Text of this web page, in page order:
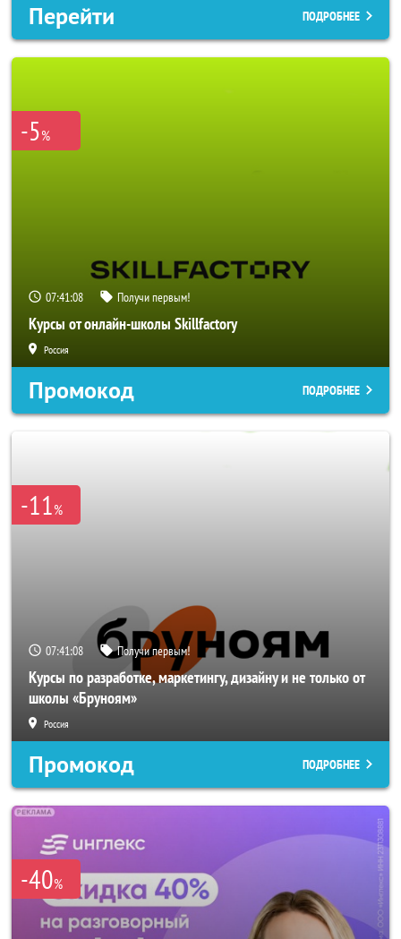
Перейти ПОДРОБНЕЕ
-5%
07:41:07 Получи первым!
Курсы от онлайн-школы Skillfactory
Россия
Промокод ПОДРОБНЕЕ
-11%
07:41:07 Получи первым!
Курсы по разработке, маркетингу, дизайну и не только от
школы «Бруноям»
Россия
Промокод ПОДРОБНЕЕ
-40%